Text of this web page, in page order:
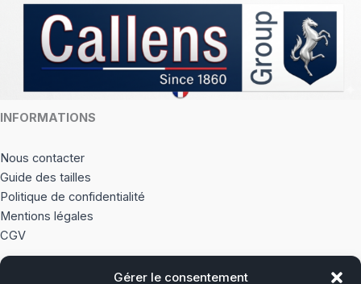
Gérer le consentement
INFORMATIONS
Nous contacter
Guide des tailles
Politique de confidentialité
Mentions légales
CGV